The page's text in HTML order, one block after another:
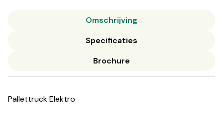
Omschrijving
Specificaties
Brochure
Pallettruck Elektro